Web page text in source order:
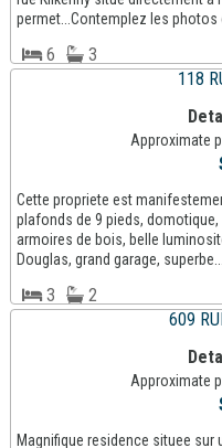
permet...Contemplez les
6 3
118
Approximate
Cette propriete est
plafonds de 9 pieds,
armoires de bois, belle
Douglas, grand garage,
3 2
609
Approximate
Magnifique residence situee